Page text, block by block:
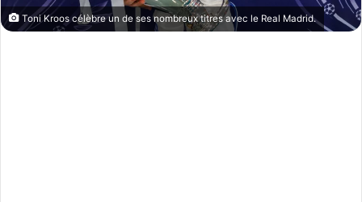
Toni Kroos célèbre un de ses nombreux titres avec le Real Madrid.